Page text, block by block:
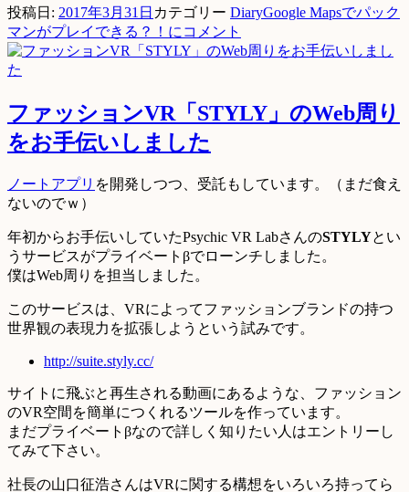
投稿日: 2017年3月31日 カテゴリー DiaryGoogle Mapsでパック
マンがプレイできる？！にコメント
ファッションVR「STYLY」のWeb周り
をお手伝いしました
ノートアプリ を開発しつつ、受託もしています。（まだ食え
ないのでｗ）
年初からお手伝いしていたPsychic VR LabさんのSTYLYとい
うサービスがプライベートβでローンチしました。
僕はWeb周りを担当しました。
このサービスは、VRによってファッションブランドの持つ
世界観の表現力を拡張しようという試みです。
http://suite.styly.cc/
サイトに飛ぶと再生される動画にあるような、ファッション
のVR空間を簡単につくれるツールを作っています。
まだプライベートβなので詳しく知りたい人はエントリーし
てみて下さい。
社長の山口征浩さんはVRに関する構想をいろいろ持ってら